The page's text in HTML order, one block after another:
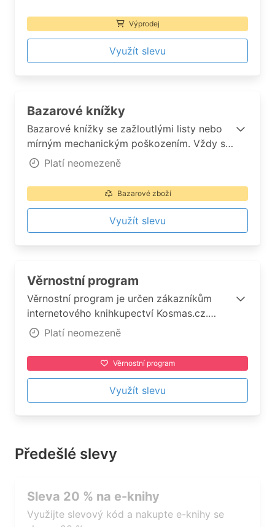
Výprodej
Využít slevu
Bazarové knížky
Bazarové knížky se zažloutlými listy nebo
mírným mechanickým poškozením. Vždy se
ovšem jedná o vady na kráse, které v
bezproblémovému přečtení dané knížky.
Platí neomezeně
Bazarové zboží
Využít slevu
Věrnostní program
Věrnostní program je určen zákazníkům
internetového knihkupectví Kosmas.cz.
Účast ve Věrnostním programu vzniká
v něm.
Platí neomezeně
Věrnostní program
Využít slevu
Předešlé slevy
Sleva 20 % na e-knihy
Využijte slevový kód a nakupte e-knihy se